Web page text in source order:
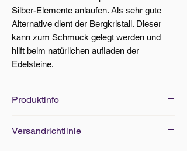
Silber-Elemente anlaufen. Als sehr gute
Alternative dient der Bergkristall. Dieser
kann zum Schmuck gelegt werden und
hilft beim natürlichen aufladen der
Edelsteine.
Produktinfo
Versandrichtlinie